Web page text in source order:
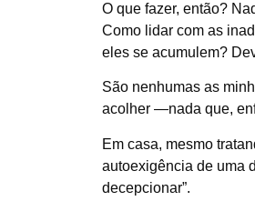
O que fazer, então?
Como lidar com as
eles se acumulem?
São nenhumas as
acolher —nada que,
Em casa, mesmo
autoexigência de uma
decepcionar”.